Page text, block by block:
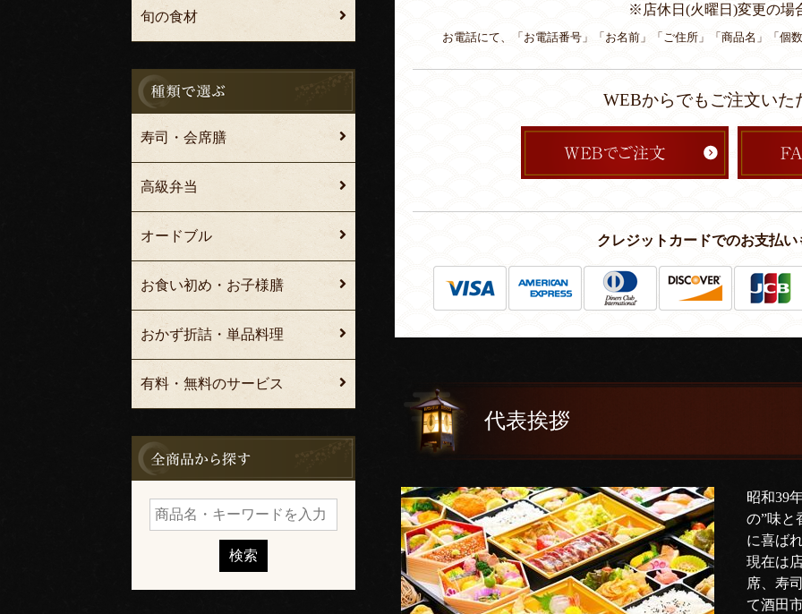
※店休日(火曜日)変更の場
お電話にて、「お電話番号」「お名前」「ご住所」「商品名」「個
WEBからでもご注文いた
クレジットカードでのお支払い
代表挨拶
昭和39
の”味と
に喜ば
現在は
席、寿
て酒田
旬の食材
寿司・会席膳
高級弁当
オードブル
お食い初め・お子様膳
おかず折詰・単品料理
有料・無料のサービス